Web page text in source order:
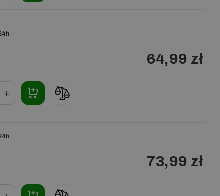
64,99 zł
+
73,99 zł